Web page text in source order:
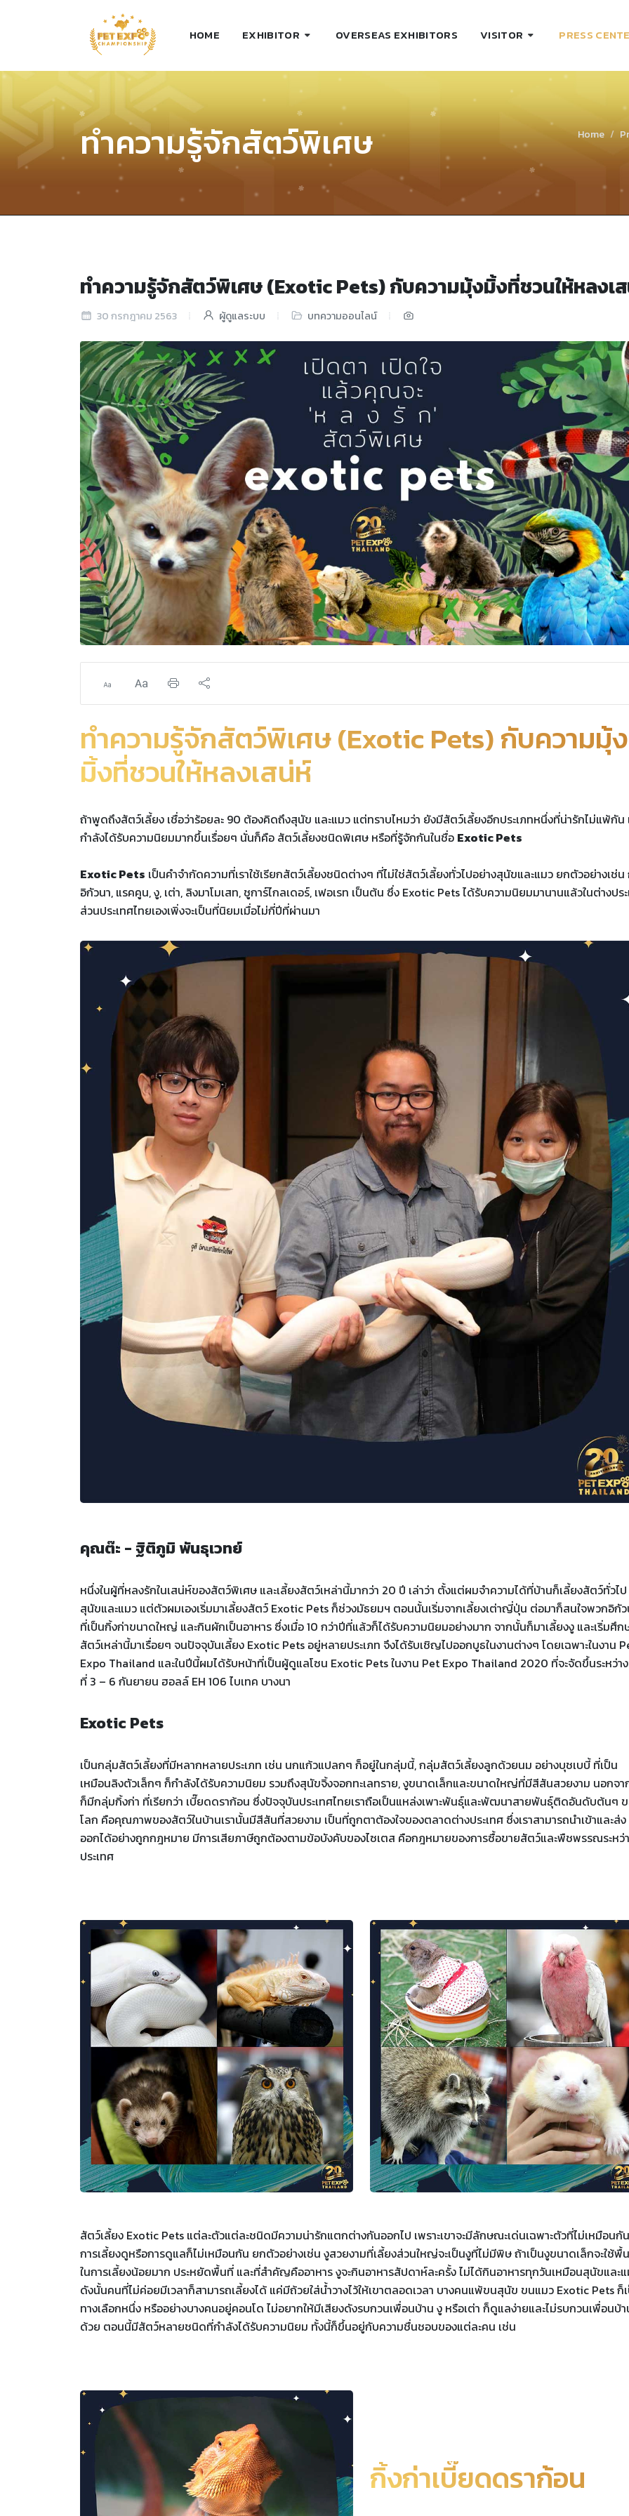
HOME EXHIBITOR OVERSEAS EXHIBITORS VISITOR PRESS
ทำความรู้จักสัตว์พิเศษ Home
ทำความรู้จักสัตว์พิเศษ (Exotic Pets) กับความมุ้งมิ้งที่ชวนให้หลงเ
30 กรกฎาคม 2563 ผู้ดูแลระบบ บทความออนไลน์
ทำความรู้จักสัตว์พิเศษ (Exotic Pets) กับความมุ้ง
มิ้งที่ชวนให้หลงเสน่ห์
ถ้าพูดถึงสัตว์เลี้ยง เชื่อว่าร้อยละ 90 ต้องคิดถึงสุนัข และแมว แต่ทราบไหมว่า ยังมีสัตว์เลี้ยงอีกประเภทหนึ่งที่น่ารักไม่แพ้กัน
กำลังได้รับความนิยมมากขึ้นเรื่อยๆ นั่นก็คือ สัตว์เลี้ยงชนิดพิเศษ หรือที่รู้จักกันในชื่อ Exotic Pets
Exotic Pets เป็นคำจำกัดความที่เราใช้เรียกสัตว์เลี้ยงชนิดต่างๆ ที่ไม่ใช่สัตว์เลี้ยงทั่วไปอย่างสุนัขและแมว ยกตัวอย่างเช่น
อิกัวนา, แรคคูน, งู, เต่า, ลิงมาโมเสท, ชูการ์ไกลเดอร์, เฟอเรท เป็นต้น ซึ่ง Exotic Pets ได้รับความนิยมมานานแล้วในต่างปร
ส่วนประเทศไทยเองเพิ่งจะเป็นที่นิยมเมื่อไม่กี่ปีที่ผ่านมา
คุณต๊ะ - ฐิติภูมิ พันธุเวทย์
หนึ่งในผู้ที่หลงรักในเสน่ห์ของสัตว์พิเศษ และเลี้ยงสัตว์เหล่านี้มากว่า 20 ปี เล่าว่า ตั้งแต่ผมจำความได้ที่บ้านก็เลี้ยงสัตว์ทั่วไ
สุนัขและแมว แต่ตัวผมเองเริ่มมาเลี้ยงสัตว์ Exotic Pets ก็ช่วงมัธยมฯ ตอนนั้นเริ่มจากเลี้ยงเต่าญี่ปุ่น ต่อมาก็สนใจพวกอิกัว
ที่เป็นกิ้งก่าขนาดใหญ่ และกินผักเป็นอาหาร ซึ่งเมื่อ 10 กว่าปีที่แล้วก็ได้รับความนิยมอย่างมาก จากนั้นก็มาเลี้ยงงู และเริ่มศึก
สัตว์เหล่านี้มาเรื่อยๆ จนปัจจุบันเลี้ยง Exotic Pets อยู่หลายประเภท จึงได้รับเชิญไปออกบูธในงานต่างๆ โดยเฉพาะในงาน
Expo Thailand และในปีนี้ผมได้รับหน้าที่เป็นผู้ดูแลโซน Exotic Pets ในงาน Pet Expo Thailand 2020 ที่จะจัดขึ้นระหว่า
ที่ 3 – 6 กันยายน ฮอลล์ EH 106 ไบเทค บางนา
Exotic Pets
เป็นกลุ่มสัตว์เลี้ยงที่มีหลากหลายประเภท เช่น นกแก้วแปลกๆ ก็อยู่ในกลุ่มนี้, กลุ่มสัตว์เลี้ยงลูกด้วยนม อย่างบุชเบบี้ ที่เป็น
เหมือนลิงตัวเล็กๆ ก็กำลังได้รับความนิยม รวมถึงสุนัขจิ้งจอกทะเลทราย, งูขนาดเล็กและขนาดใหญ่ที่มีสีสันสวยงาม นอกจ
ก็มีกลุ่มกิ้งก่า ที่เรียกว่า เบี๊ยดดราก้อน ซึ่งปัจจุบันประเทศไทยเราถือเป็นแหล่งเพาะพันธุ์และพัฒนาสายพันธุ์ติดอันดับต้นๆ
โลก คือคุณภาพของสัตว์ในบ้านเรานั้นมีสีสันที่สวยงาม เป็นที่ถูกตาต้องใจของตลาดต่างประเทศ ซึ่งเราสามารถนำเข้าและส่ง
ออกได้อย่างถูกกฎหมาย มีการเสียภาษีถูกต้องตามข้อบังคับของไซเตส คือกฎหมายของการซื้อขายสัตว์และพืชพรรณระหว่
ประเทศ
สัตว์เลี้ยง Exotic Pets แต่ละตัวแต่ละชนิดมีความน่ารักแตกต่างกันออกไป เพราะเขาจะมีลักษณะเด่นเฉพาะตัวที่ไม่เหมือนกัน
การเลี้ยงดูหรือการดูแลก็ไม่เหมือนกัน ยกตัวอย่างเช่น งูสวยงามที่เลี้ยงส่วนใหญ่จะเป็นงูที่ไม่มีพิษ ถ้าเป็นงูขนาดเล็กจะใช้พื้
ในการเลี้ยงน้อยมาก ประหยัดพื้นที่ และที่สำคัญคืออาหาร งูจะกินอาหารสัปดาห์ละครั้ง ไม่ได้กินอาหารทุกวันเหมือนสุนัขและ
ดังนั้นคนที่ไม่ค่อยมีเวลาก็สามารถเลี้ยงได้ แค่มีถ้วยใส่น้ำวางไว้ให้เขาตลอดเวลา บางคนแพ้ขนสุนัข ขนแมว Exotic Pets ก็
ทางเลือกหนึ่ง หรืออย่างบางคนอยู่คอนโด ไม่อยากให้มีเสียงดังรบกวนเพื่อนบ้าน งู หรือเต่า ก็ดูแลง่ายและไม่รบกวนเพื่อนบ้
ด้วย ตอนนี้มีสัตว์หลายชนิดที่กำลังได้รับความนิยม ทั้งนี้ก็ขึ้นอยู่กับความชื่นชอบของแต่ละคน เช่น
กิ้งก่าเบี๊ยดดราก้อน